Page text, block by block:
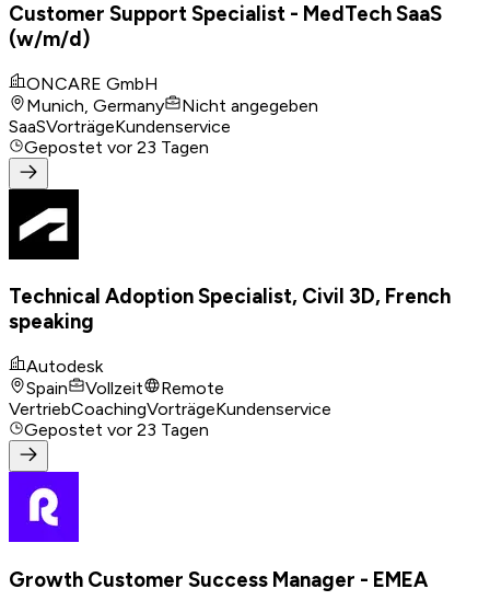
Customer Support Specialist - MedTech SaaS
(w/m/d)
ONCARE GmbH
Munich, Germany
Nicht angegeben
SaaSVorträgeKundenservice
Gepostet vor 23 Tagen
Technical Adoption Specialist, Civil 3D, French
speaking
Autodesk
Spain
Vollzeit
Remote
VertriebCoachingVorträgeKundenservice
Gepostet vor 23 Tagen
Growth Customer Success Manager - EMEA